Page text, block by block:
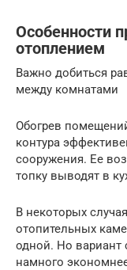
Особенности
отоплением
Важно добиться
между комнатами
Обогрев
контура
сооружения. Ее
топку выводят в
В некоторых
отопительных
одной. Но вариант
намного